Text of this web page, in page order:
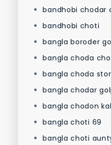
bandhobi chodar
bandhobi choti
bangla boroder
bangla choda
bangla choda
bangla chodar
bangla chodon
bangla choti 69
bangla choti